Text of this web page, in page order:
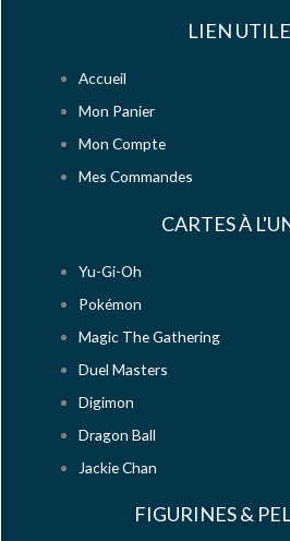
LIEN
Accueil
Mon Panier
Mon Compte
Mes Commandes
CARTES À
Yu-Gi-Oh
Pokémon
Magic The Gathering
Duel Masters
Digimon
Dragon Ball
Jackie Chan
FIGURINES &